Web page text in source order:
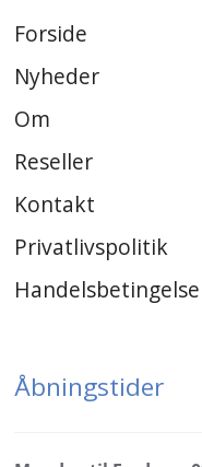
Forside
Nyheder
Om
Reseller
Kontakt
Privatlivspolitik
Åbningstider